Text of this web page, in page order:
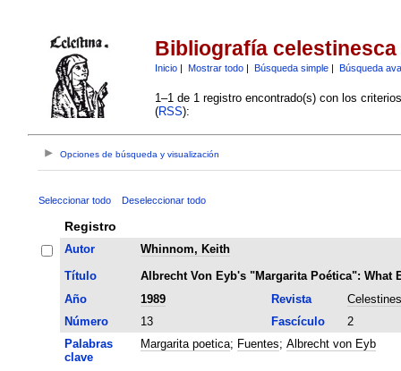
Bibliografía celestinesca
Inicio| Mostrar todo| Búsqueda simple| Búsqueda
1–1 de 1 registro encontrado(s) con los
(RSS):
Opciones de búsqueda y visualización
Seleccionar todo Deseleccionar todo
Registro
Autor
Whinnom, Keith
Título
Albrecht Von Eyb's "Margarita Poética": What
Año
1989 Revista
Número
13 Fascículo
2
Palabras
clave
Margarita poetica; Fuentes; Albrecht von Eyb